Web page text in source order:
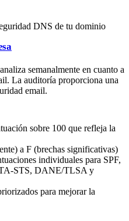
DNS de tu dominio
semanalmente en cuanto a
La auditoría proporciona una
email.
sobre 100 que refleja la
a F (brechas significativas)
individuales para SPF,
STS, DANE/TLSA y
para mejorar la